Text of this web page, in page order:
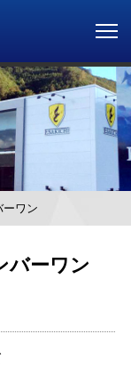
ーワン
バーワン